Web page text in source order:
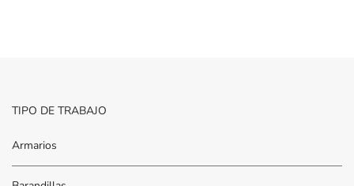
TIPO DE TRABAJO
Armarios